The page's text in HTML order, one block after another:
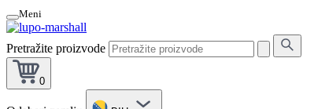
Meni
Pretražite proizvode
0